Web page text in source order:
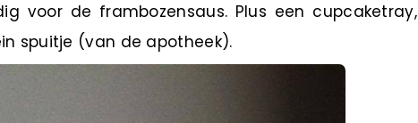
voor de frambozensaus. Plus een cupcaketray,
spuitje (van de apotheek).